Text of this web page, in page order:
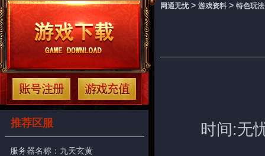
推荐区服
服务器名称： 九天玄黄
网通无忧> 游戏资料 > 特色玩法
时间:无忧